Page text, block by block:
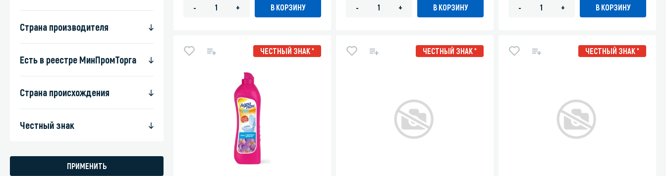
Страна производителя
Есть в реестре МинПромТорга
Страна происхождения
Честный знак
- + В КОРЗИНУ - + В КОРЗИНУ - + В КОРЗИНУ
ЧЕСТНЫЙ ЗНАК * ЧЕСТНЫЙ ЗНАК * ЧЕСТНЫЙ ЗНАК *